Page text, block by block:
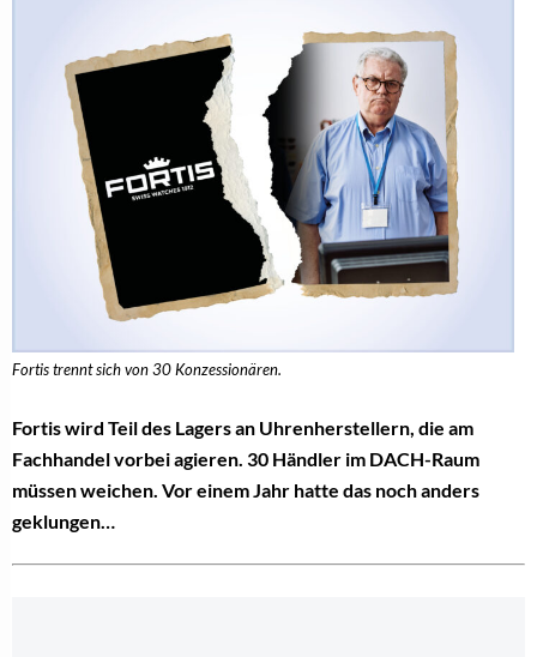
Fortis trennt sich von 30 Konzessionären.
Fortis wird Teil des Lagers an Uhrenherstellern, die am
Fachhandel vorbei agieren. 30 Händler im DACH-Raum
müssen weichen. Vor einem Jahr hatte das noch anders
geklungen…